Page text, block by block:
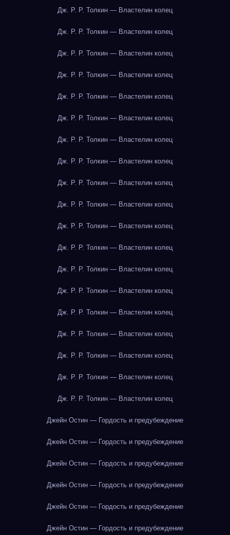
Дж. Р. Р. Толкин — Властелин колец
Дж. Р. Р. Толкин — Властелин колец
Дж. Р. Р. Толкин — Властелин колец
Дж. Р. Р. Толкин — Властелин колец
Дж. Р. Р. Толкин — Властелин колец
Дж. Р. Р. Толкин — Властелин колец
Дж. Р. Р. Толкин — Властелин колец
Дж. Р. Р. Толкин — Властелин колец
Дж. Р. Р. Толкин — Властелин колец
Дж. Р. Р. Толкин — Властелин колец
Дж. Р. Р. Толкин — Властелин колец
Дж. Р. Р. Толкин — Властелин колец
Дж. Р. Р. Толкин — Властелин колец
Дж. Р. Р. Толкин — Властелин колец
Дж. Р. Р. Толкин — Властелин колец
Дж. Р. Р. Толкин — Властелин колец
Дж. Р. Р. Толкин — Властелин колец
Дж. Р. Р. Толкин — Властелин колец
Дж. Р. Р. Толкин — Властелин колец
Джейн Остин — Гордость и предубеждение
Джейн Остин — Гордость и предубеждение
Джейн Остин — Гордость и предубеждение
Джейн Остин — Гордость и предубеждение
Джейн Остин — Гордость и предубеждение
Джейн Остин — Гордость и предубеждение